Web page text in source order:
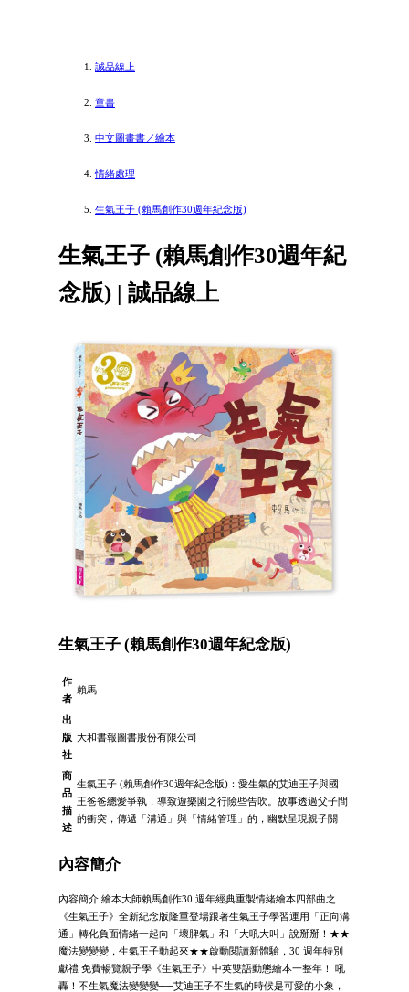
誠品線上
童書
中文圖畫書／繪本
情緒處理
生氣王子 (賴馬創作30週年紀念版)
生氣王子 (賴馬創作30週年紀
念版) | 誠品線上
生氣王子 (賴馬創作30週年紀念版)
作
者
賴馬
出
版
社
大和書報圖書股份有限公司
商
品
描
述
生氣王子 (賴馬創作30週年紀念版)：愛生氣的艾迪王子與國
王爸爸總愛爭執，導致遊樂園之行險些告吹。故事透過父子間
的衝突，傳遞「溝通」與「情緒管理」的，幽默呈現親子關
內容簡介
內容簡介 繪本大師賴馬創作30 週年經典重製情緒繪本四部曲之
《生氣王子》全新紀念版隆重登場跟著生氣王子學習運用「正向溝
通」轉化負面情緒一起向「壞脾氣」和「大吼大叫」說掰掰！★★
魔法變變變，生氣王子動起來★★啟動閱讀新體驗，30 週年特別
獻禮 免費暢覽親子學《生氣王子》中英雙語動態繪本一整年！ 吼
轟！不生氣魔法變變變──艾迪王子不生氣的時候是可愛的小象，